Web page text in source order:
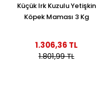
Küçük Irk Kuzulu Yetişkin
Köpek Maması 3 Kg
1.306,36 TL
1.801,99 TL